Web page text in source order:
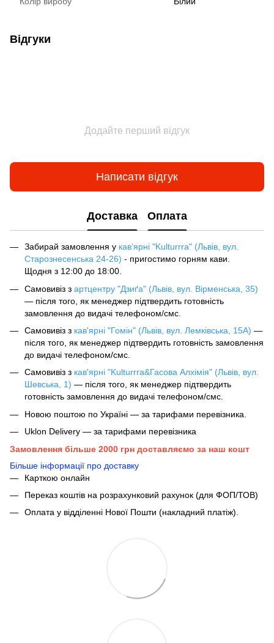
Відгуки
Додайте перший відгук
Написати відгук
Доставка Оплата
Забирай замовлення у кав‘ярні "Kulturrra" (Львів, вул.
Старознесенська 24-26) - пригостимо горням кави.
Щодня з 12:00 до 18:00.
Самовивіз з артцентру "Дзиґа" (Львів, вул. Вірменська, 35)
— після того, як менеджер підтвердить готовність
замовлення до видачі телефоном/смс.
Самовивіз з кав'ярні "Гомін" (Львів, вул. Лемківська, 15А) —
після того, як менеджер підтвердить готовність замовлення
до видачі телефоном/смс.
Самовивіз з кав'ярні "Kulturrra&Гасова Алхімія" (Львів, вул.
Шевська, 1) — після того, як менеджер підтвердить
готовність замовлення до видачі телефоном/смс.
Новою поштою по Україні — за тарифами перевізника.
Uklon Delivery — за тарифами перевізника
Замовлення більше 2000 грн доставляємо за наш кошт
Більше інформації про доставку
Карткою онлайн
Переказ коштів на розрахунковий рахунок (для ФОП/ТОВ)
Оплата у відділенні Нової Пошти (накладний платіж).